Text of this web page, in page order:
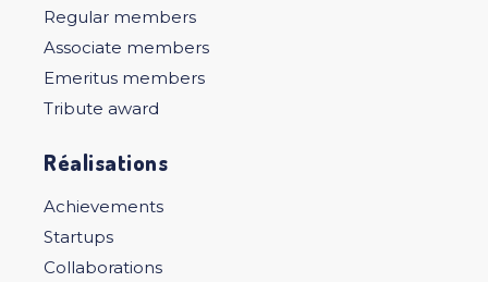
Regular members
Associate members
Emeritus members
Tribute award
Réalisations
Achievements
Startups
Collaborations